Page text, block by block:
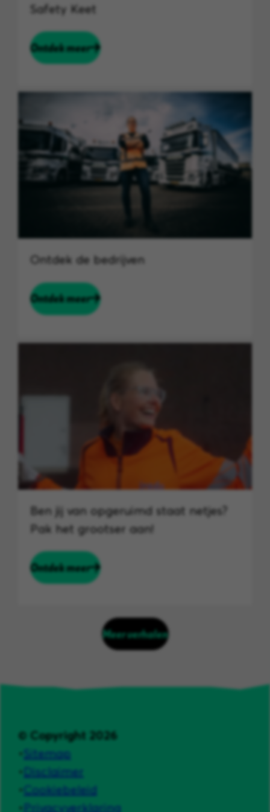
Safety Keet
Ontdek meer
Ontdek de bedrijven
Ontdek meer
Ben jij van opgeruimd staat netjes?
Pak het grootser aan!
Ontdek meer
Meer verhalen
© Copyright 2026
Sitemap
Disclaimer
Cookiebeleid
Privacyverklaring